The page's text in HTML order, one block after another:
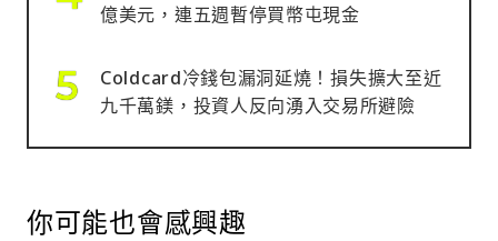
億美元，連五週暫停買幣屯現金
Coldcard冷錢包漏洞延燒！損失擴大至近
九千萬鎂，投資人反向湧入交易所避險
你可能也會感興趣